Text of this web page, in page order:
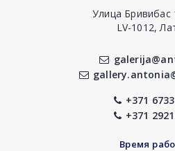
Улица Бривибас
LV-1012,
+371
+371
Время